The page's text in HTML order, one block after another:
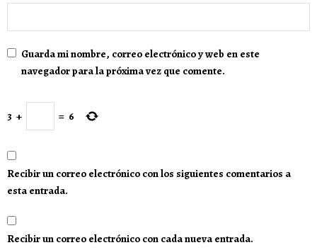
Guarda mi nombre, correo electrónico y web en este
navegador para la próxima vez que comente.
3 + = 6
Recibir un correo electrónico con los siguientes comentarios a
esta entrada.
Recibir un correo electrónico con cada nueva entrada.